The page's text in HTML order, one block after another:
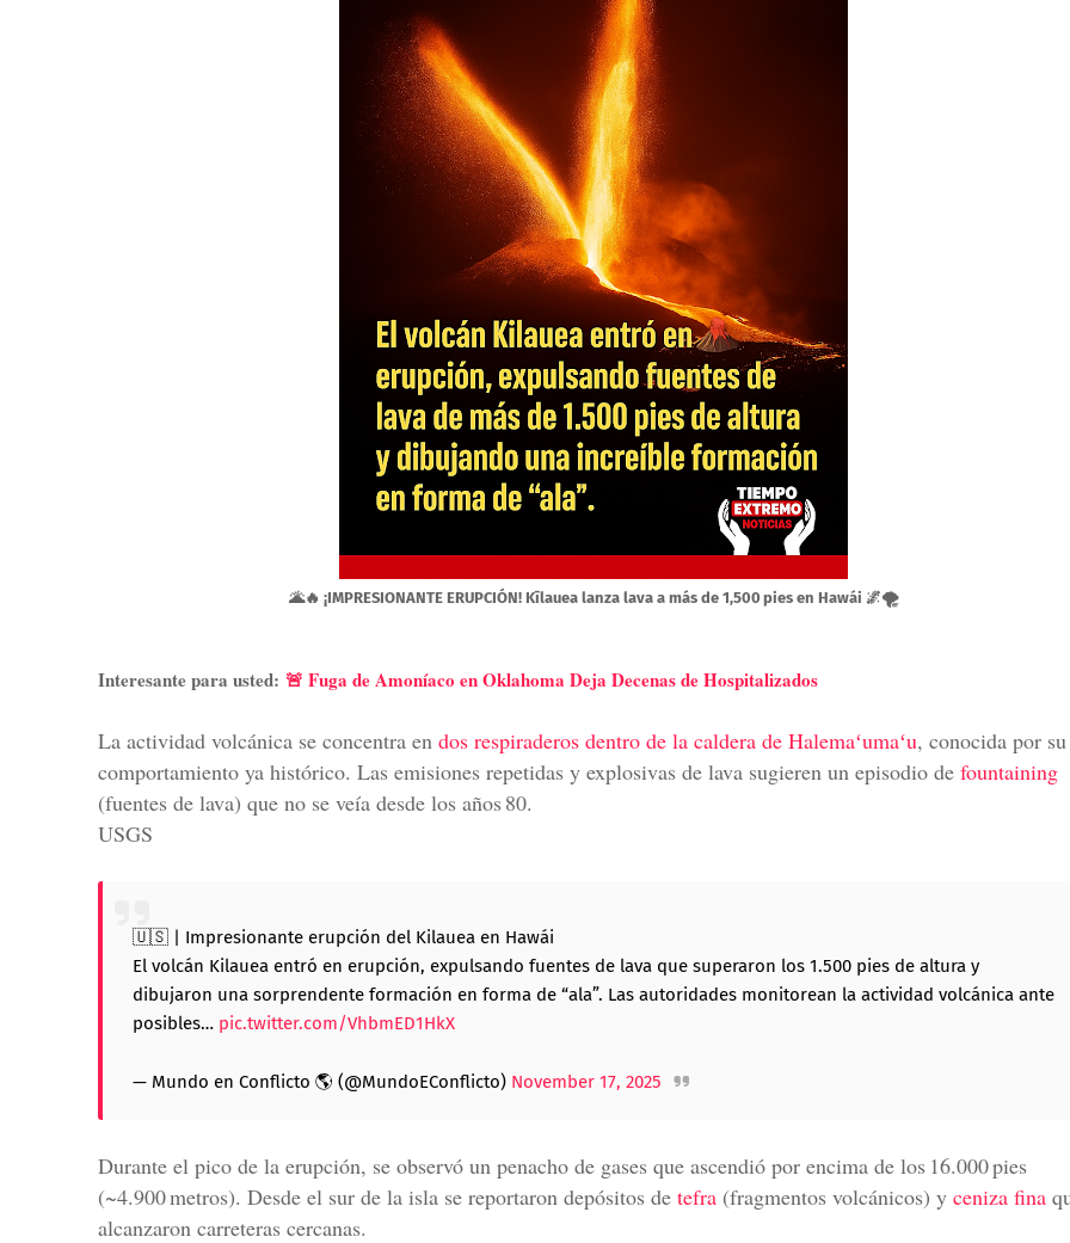
🌋🔥 ¡IMPRESIONANTE ERUPCIÓN! Kīlauea lanza lava a más de 1,500 pies en Hawái 🌌🌪️
Interesante para usted: 🚨 Fuga de Amoníaco en Oklahoma Deja Decenas de Hospitalizados
La actividad volcánica se concentra en dos respiraderos dentro de la caldera de Halemaʻumaʻu, conocida por su
comportamiento ya histórico. Las emisiones repetidas y explosivas de lava sugieren un episodio de fountaining
(fuentes de lava) que no se veía desde los años 80.
USGS
🇺🇸 | Impresionante erupción del Kilauea en Hawái
El volcán Kilauea entró en erupción, expulsando fuentes de lava que superaron los 1.500 pies de altura y
dibujaron una sorprendente formación en forma de “ala”. Las autoridades monitorean la actividad volcánica ante
posibles… pic.twitter.com/VhbmED1HkX
— Mundo en Conflicto 🌎 (@MundoEConflicto) November 17, 2025
Durante el pico de la erupción, se observó un penacho de gases que ascendió por encima de los 16.000 pies
(~4.900 metros). Desde el sur de la isla se reportaron depósitos de tefra (fragmentos volcánicos) y ceniza fina
alcanzaron carreteras cercanas.